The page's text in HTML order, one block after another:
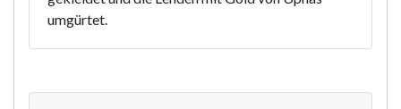
umgürtet.